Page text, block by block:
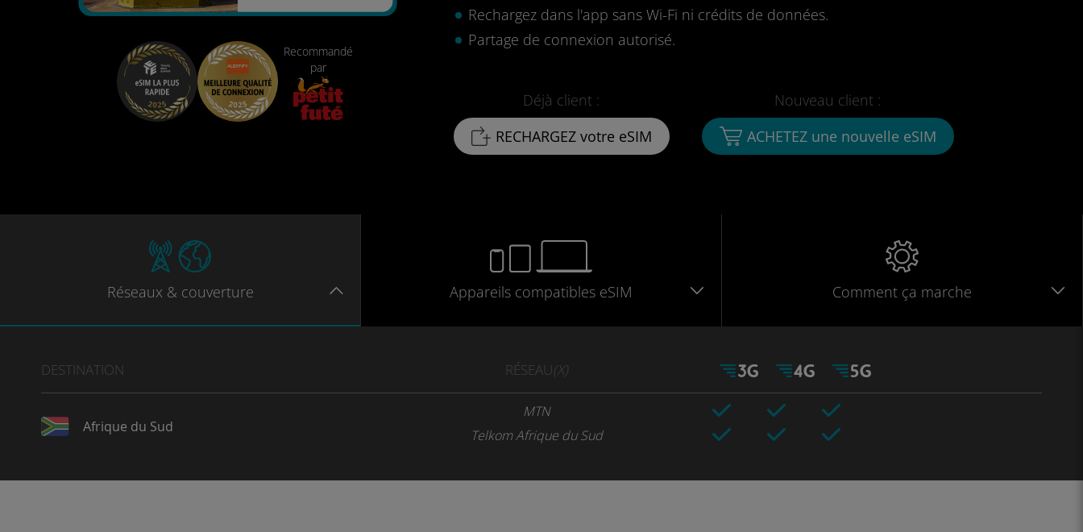
Recommandé
par
Rechargez dans l'app sans Wi-Fi ni crédits de données.
Partage de connexion autorisé.
Déjà client :
RECHARGEZ votre eSIM
Nouveau client :
ACHETEZ une nouvelle eSIM
Réseaux & couverture Appareils compatibles eSIM Comment ça marche
DESTINATION RÉSEAU(X)
Afrique du Sud
MTN
Telkom Afrique du Sud